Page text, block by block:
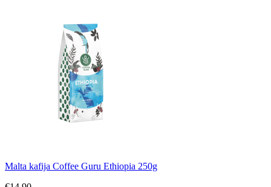
Malta kafija Coffee Guru Ethiopia 250g